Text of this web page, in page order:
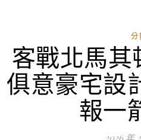
分
客戰北馬其
俱意豪宅設
報一
2026 年